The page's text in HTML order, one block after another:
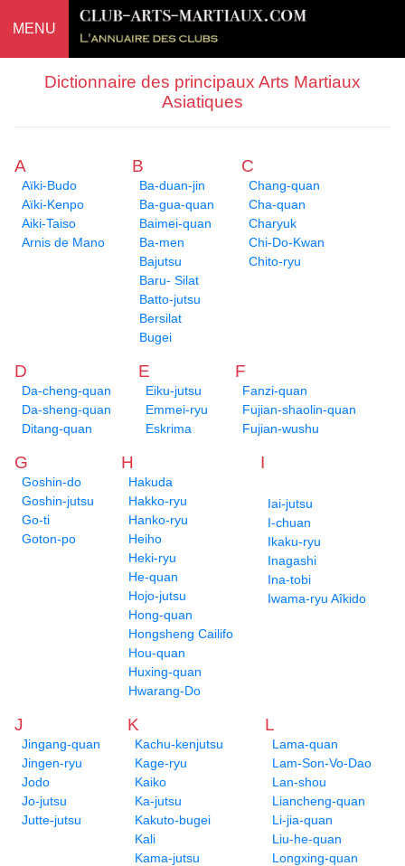
MENU
Dictionnaire des principaux Arts Martiaux
Asiatiques
A
Aïki-Budo
Aïki-Kenpo
Aiki-Taiso
Arnis de Mano
B
Ba-duan-jin
Ba-gua-quan
Baimei-quan
Ba-men
Bajutsu
Baru- Silat
Batto-jutsu
Bersilat
Bugei
C
Chang-quan
Cha-quan
Charyuk
Chi-Do-Kwan
Chito-ryu
D
Da-cheng-quan
Da-sheng-quan
Ditang-quan
E
Eiku-jutsu
Emmei-ryu
Eskrima
F
Fanzi-quan
Fujian-shaolin-quan
Fujian-wushu
G
Goshin-do
Goshin-jutsu
Go-ti
Goton-po
H
Hakuda
Hakko-ryu
Hanko-ryu
Heiho
Heki-ryu
He-quan
Hojo-jutsu
Hong-quan
Hongsheng Cailifo
Hou-quan
Huxing-quan
Hwarang-Do
I
Iai-jutsu
I-chuan
Ikaku-ryu
Inagashi
Ina-tobi
Iwama-ryu Aîkido
J
Jingang-quan
Jingen-ryu
Jodo
Jo-jutsu
Jutte-jutsu
K
Kachu-kenjutsu
Kage-ryu
Kaiko
Ka-jutsu
Kakuto-bugei
Kali
Kama-jutsu
L
Lama-quan
Lam-Son-Vo-Dao
Lan-shou
Liancheng-quan
Li-jia-quan
Liu-he-quan
Longxing-quan